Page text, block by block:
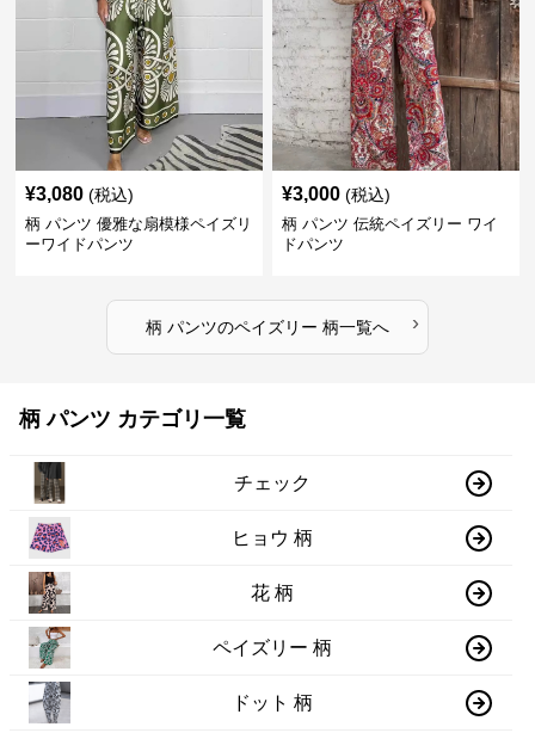
¥3,080 (税込)
柄 パンツ 優雅な扇模様ペイズリ
ーワイドパンツ
¥3,000 (税込)
柄 パンツ 伝統ペイズリー ワイ
ドパンツ
柄 パンツのペイズリー 柄一覧へ ›
柄 パンツ カテゴリ一覧
チェック
ヒョウ 柄
花 柄
ペイズリー 柄
ドット 柄